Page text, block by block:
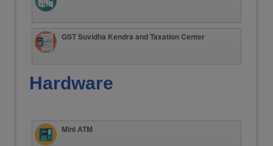
GST Suvidha Kendra and Taxation Center
Hardware
Mini ATM